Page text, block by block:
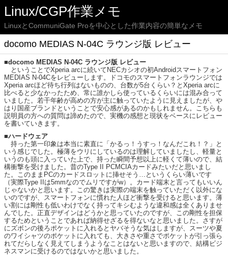
Linux/CGP作業メモ
LinuxとCommuniGate Proを中心とした作業内容の簡単なメモ
docomo MEDIAS N-04C ラウンジ版 レビュー
■docomo MEDIAS N-04C ラウンジ版 レビュー
ということでXperia arcに続いてNECカシオの初Androidスマートフォン
MEDIAS N-04Cをレビューします。ドコモのスマートフォンラウンジでは
Xperia arcほど待ち行列はないものの、台数が5台くらい？とXperia arcに
比べると少なかったため、常に誰かしら使っているくらいには混み合って
いました。若干年齢が高めの方が主に触っていたように見えましたが、や
はり国産ブランドということで安心感があるのかもしれません。こちらも
説明員の方への質問は諦めたので、実機の感想と現状をベースにレビュー
を書いていきます。
■ハードウェア
持った第一印象は本当に素直に「かるっ！うすっ！なんだこれ！？」と
いう感じでした。極薄をウリにしているのは理解していましたし、軽量と
いうのも頭に入っていた上で、持った瞬間予想以上に軽くて薄いので、結
構衝撃を受けました。昔のType II PCMCIAカードみたいだと思いまし
た。このままPCのカードスロットに挿せそう…というくらい薄いです
（実際Type IIは5mmなのでムリですがw）。カード端末と言ってもいいん
じゃないかと思います。この驚きは実際の端末を触っていただく以外にな
いのですが、スマートフォンに慣れた人ほど衝撃を受けると思います。薄
い割には剛性も低いわけでなく持ってキシむような違和感は全くありませ
んでした。正直デザインはどうかと思っていたのですが、この剛性を担保
するためということであれば納得せざるを得ないなと思いました。さすが
にズボンの後ろポケットに入れるとヤバそうな気はしますが、スーツや夏
のワイシャツのポケットに入れても、大きさや重さでポケットが引っ張ら
れてだらしなく見えてしまうようなことはないと思いますので、結構ビジ
ネスマンに受けるのではないかと思いました。